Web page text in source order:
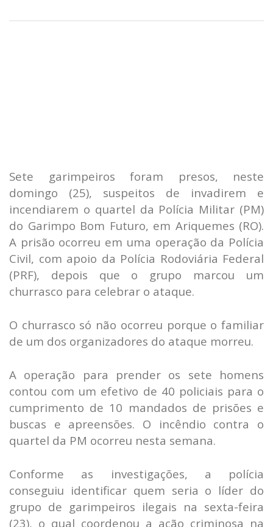
Sete garimpeiros foram presos, neste
domingo (25), suspeitos de invadirem e
incendiarem o quartel da Polícia Militar (PM)
do Garimpo Bom Futuro, em Ariquemes (RO).
A prisão ocorreu em uma operação da Polícia
Civil, com apoio da Polícia Rodoviária Federal
(PRF), depois que o grupo marcou um
churrasco para celebrar o ataque.
O churrasco só não ocorreu porque o familiar
de um dos organizadores do ataque morreu.
A operação para prender os sete homens
contou com um efetivo de 40 policiais para o
cumprimento de 10 mandados de prisões e
buscas e apreensões. O incêndio contra o
quartel da PM ocorreu nesta semana.
Conforme as investigações, a polícia
conseguiu identificar quem seria o líder do
grupo de garimpeiros ilegais na sexta-feira
(23), o qual coordenou a ação criminosa na